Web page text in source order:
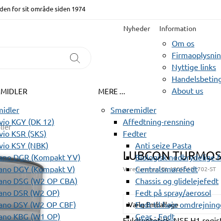
for sit område siden 1974
Nyheder Information
Om os
Nyttige links
About us
KGY (DK 12)
KSR (SKS)
KSY (NBK)
DGR (Kompakt YV)
DGY (Kompakt V)
DSG (W2 OP CBA)
DSR (W2 OP)
DSY (W2 OP CBF)
KBG (W1 OP)
MERE ...
Smøremidler
Affedtning-rensning
Fedter
Anti seize Pasta
Biologisk nedbrydelige
Centralsmørefedt
Chassis og glidelejefedt
Fedt på spray/aerosol
Fedt til høje
Gear - Fedt
LUBCON
Varenummer:BL 12050101702-ST
Vælg Emballage